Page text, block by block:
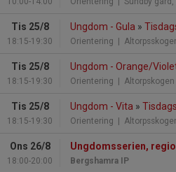
Tis 25/8
18:15-19:30
Ungdom - Gula »
Orientering |
Tis 25/8
18:15-19:30
Ungdom - Orange/
Orientering | Altorpskogen
Tis 25/8
18:15-19:30
Ungdom - Vita »
Orientering |
Ons 26/8
18:00-20:00
Ungdomsserien,
Bergshamra IP